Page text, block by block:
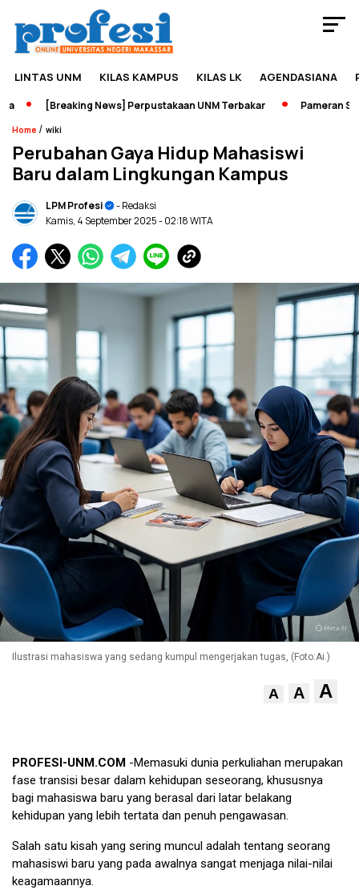
LINTAS UNM KILAS KAMPUS KILAS LK AGENDASIANA
[Breaking News] Perpustakaan UNM Terbakar Pameran
Home / wiki
Perubahan Gaya Hidup Mahasiswi
Baru dalam Lingkungan Kampus
LPM Profesi
- Redaksi
Kamis, 4 September 2025- 02:18 WITA
Ilustrasi mahasiswa yang sedang kumpul mengerjakan tugas, (Foto:Ai.)
A A A
PROFESI-UNM.COM -Memasuki dunia perkuliahan merupakan
fase transisi besar dalam kehidupan seseorang, khususnya
bagi mahasiswa baru yang berasal dari latar belakang
kehidupan yang lebih tertata dan penuh pengawasan.
Salah satu kisah yang sering muncul adalah tentang seorang
mahasiswi baru yang pada awalnya sangat menjaga nilai-nilai
keagamaannya.